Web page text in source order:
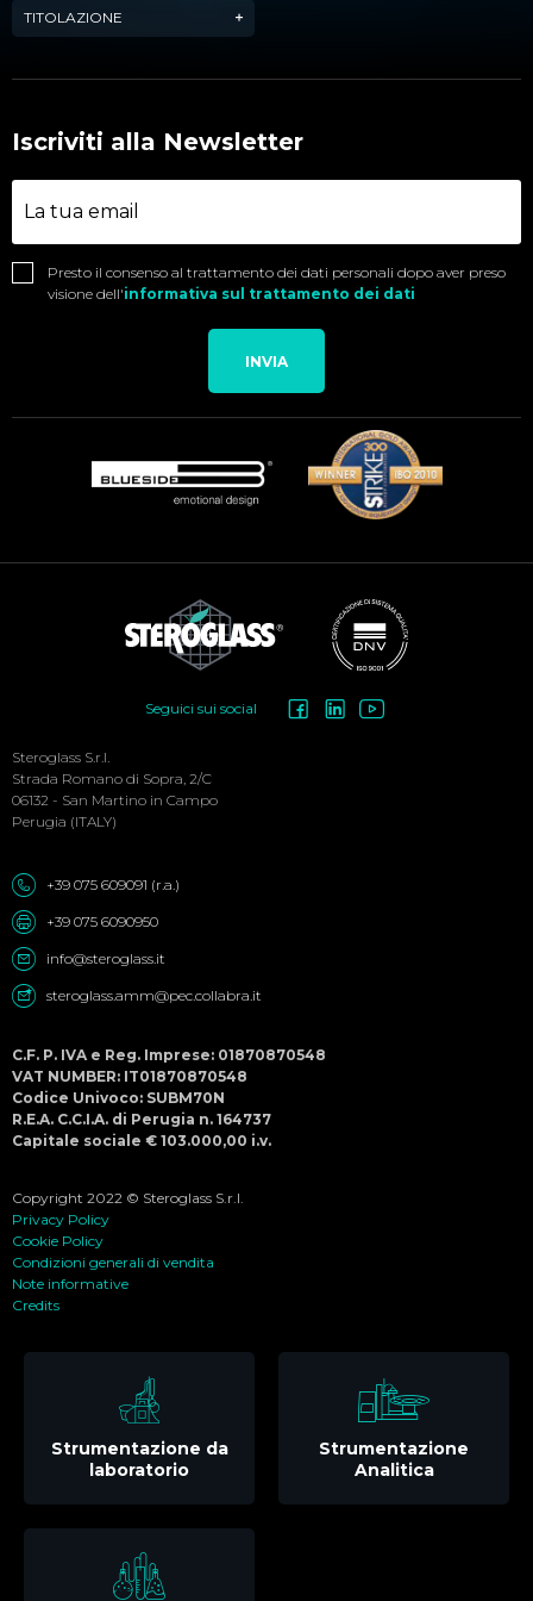
TITOLAZIONE
Iscriviti alla Newsletter
Presto il consenso al trattamento dei dati personali dopo aver preso
visione dell'informativa sul trattamento dei dati
INVIA
Menu
Seguici sui social
Steroglass S.r.l.
Strada Romano di Sopra, 2/C
06132 - San Martino in Campo
Perugia (ITALY)
+39 075 609091 (r.a.)
+39 075 6090950
info@steroglass.it
steroglass.amm@pec.collabra.it
C.F. P. IVA e Reg. Imprese: 01870870548
VAT NUMBER: IT01870870548
Codice Univoco: SUBM70N
R.E.A. C.C.I.A. di Perugia n. 164737
Capitale sociale € 103.000,00 i.v.
Copyright 2022 © Steroglass S.r.l.
Privacy Policy
Cookie Policy
Condizioni generali di vendita
Note informative
Credits
Strumentazione da
laboratorio
Strumentazione
Analitica